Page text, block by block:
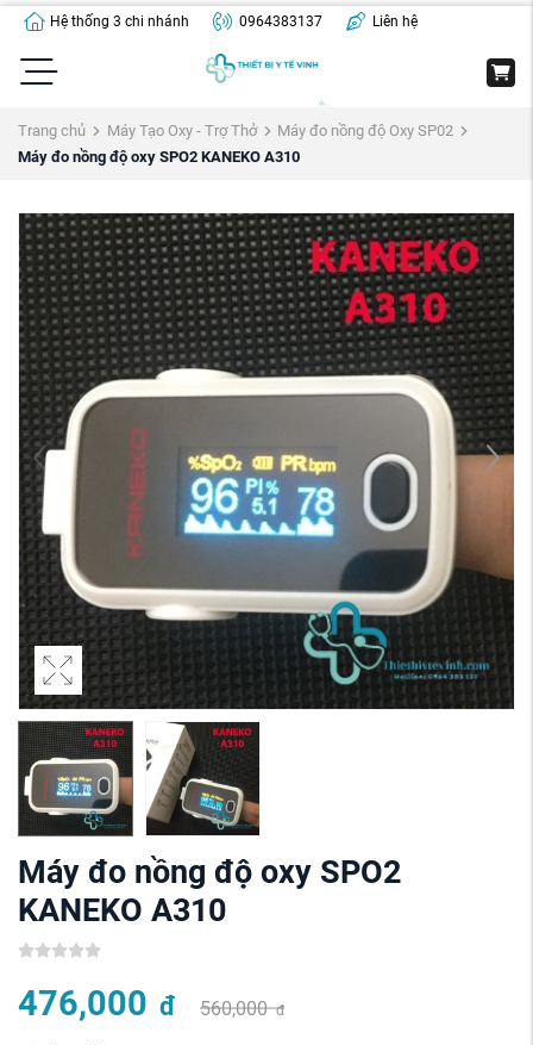
Hệ thống 3 chi nhánh 0964383137 Liên hệ
Trang chủ Máy Tạo Oxy - Trợ Thở
Máy đo nồng độ Oxy SP02
Máy đo nồng độ oxy SPO2 KANEKO A310
Máy đo nồng độ oxy SPO2
KANEKO A310
476,000 đ 560,000đ